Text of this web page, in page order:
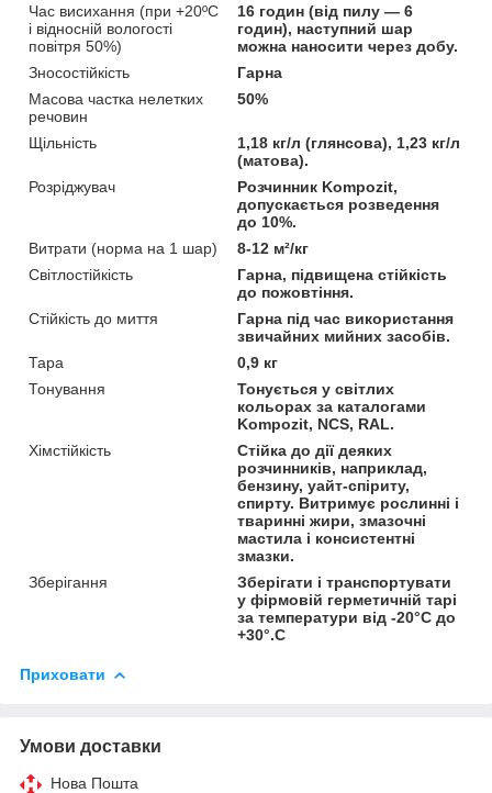
Час висихання (при +20ºС
і відносній вологості
повітря 50%)
16 годин (від пилу — 6
годин), наступний шар
можна наносити через добу.
Зносостійкість
Гарна
Масова частка нелетких
речовин
50%
Щільність
1,18 кг/л (глянсова), 1,23 кг/л
(матова).
Розріджувач
Розчинник Kompozit,
допускається розведення
до 10%.
Витрати (норма на 1 шар)
8-12 м²/кг
Світлостійкість
Гарна, підвищена стійкість
до пожовтіння.
Стійкість до миття
Гарна під час використання
звичайних мийних засобів.
Тара
0,9 кг
Тонування
Тонується у світлих
кольорах за каталогами
Kompozit, NCS, RAL.
Хімстійкість
Стійка до дії деяких
розчинників, наприклад,
бензину, уайт-спіриту,
спирту. Витримує рослинні і
тваринні жири, змазочні
мастила і консистентні
змазки.
Зберігання
Зберігати і транспортувати
у фірмовій герметичній тарі
за температури від -20°С до
+30°.С
Приховати
Умови доставки
Нова Пошта